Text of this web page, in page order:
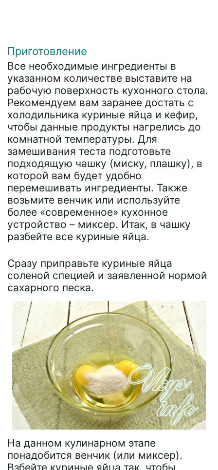
Приготовление
Все необходимые ингредиенты в
указанном количестве выставите на
рабочую поверхность кухонного стола.
Рекомендуем вам заранее достать с
холодильника куриные яйца и кефир,
чтобы данные продукты нагрелись до
комнатной температуры. Для
замешивания теста подготовьте
подходящую чашку (миску, плашку), в
которой вам будет удобно
перемешивать ингредиенты. Также
возьмите венчик или используйте
более «современное» кухонное
устройство – миксер. Итак, в чашку
разбейте все куриные яйца.
Сразу приправьте куриные яйца
соленой специей и заявленной нормой
сахарного песка.
На данном кулинарном этапе
понадобится венчик (или миксер).
Взбейте куриные яйца так, чтобы